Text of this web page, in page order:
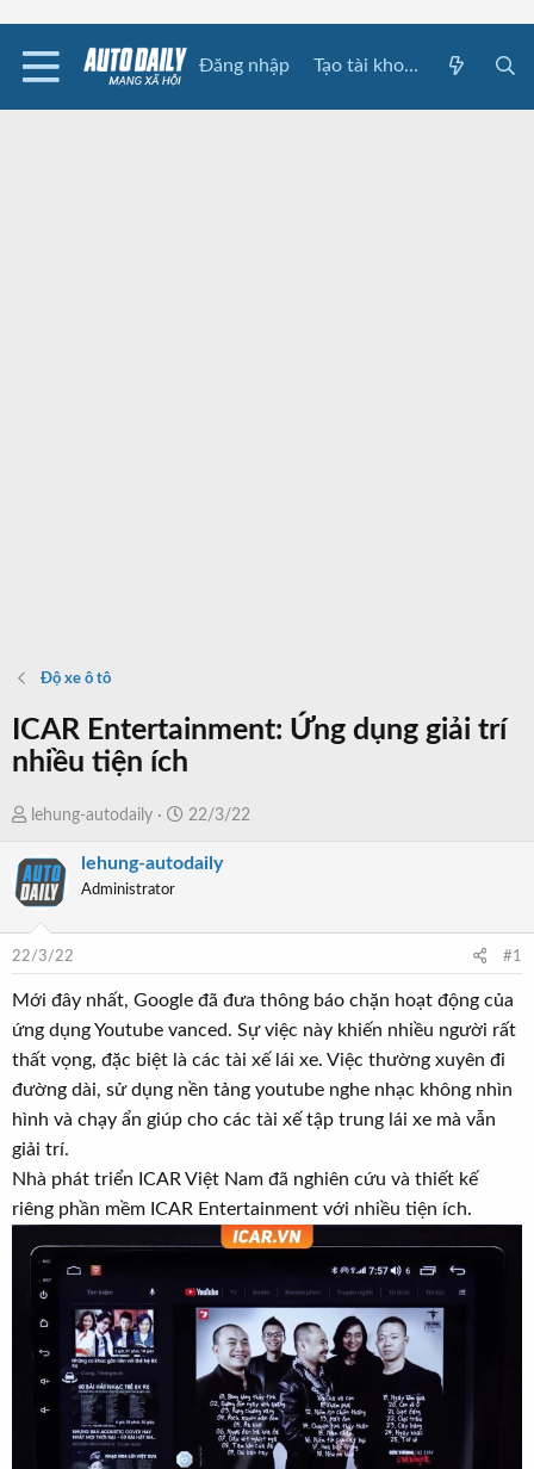
Đăng nhập Tạo tài khoản
Độ xe ô tô
ICAR Entertainment: Ứng dụng giải trí
nhiều tiện ích
T
r
e
d
t
a
r
r
lehung-autodaily
N
à
đ
ầ
22/3/22
lehung-autodaily
Administrator
22/3/22 #1
Mới đây nhất, Google đã đưa thông báo chặn hoạt động của
ứng dụng Youtube vanced. Sự việc này khiến nhiều người rất
thất vọng, đặc biệt là các tài xế lái xe. Việc thường xuyên đi
đường dài, sử dụng nền tảng youtube nghe nhạc không nhìn
hình và chạy ẩn giúp cho các tài xế tập trung lái xe mà vẫn
giải trí.
Nhà phát triển ICAR Việt Nam đã nghiên cứu và thiết kế
riêng phần mềm ICAR Entertainment với nhiều tiện ích.